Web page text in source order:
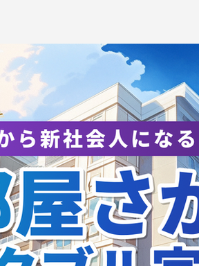
LIVE!から研究成
発信 ― スポーツ観戦が
出す「一体感」のメカニ
を解明